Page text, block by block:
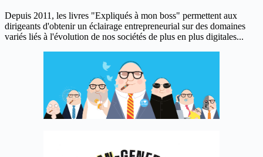
Depuis 2011, les livres "Expliqués à mon boss" permettent aux
dirigeants d'obtenir un éclairage entrepreneurial sur des domaines
variés liés à l'évolution de nos sociétés de plus en plus digitales...